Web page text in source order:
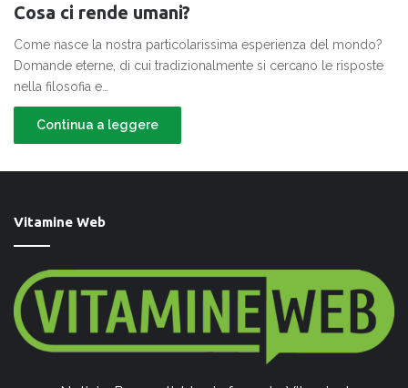
Cosa ci rende umani?
Come nasce la nostra particolarissima esperienza del mondo?
Domande eterne, di cui tradizionalmente si cercano le risposte
nella filosofia e…
Continua a leggere
Vitamine Web